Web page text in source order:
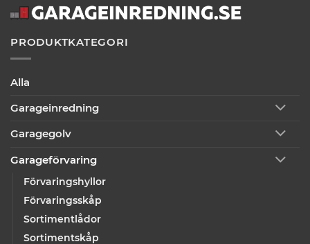
PRODUKTKATEGORI
Alla
Garageinredning
Garagegolv
Garageförvaring
Förvaringshyllor
Förvaringsskåp
Sortimentlådor
Sortimentskåp